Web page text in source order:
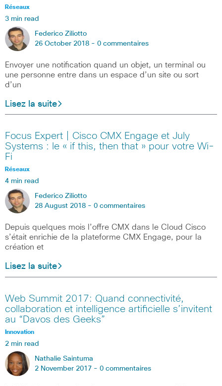
Réseaux
3 min read
Federico Ziliotto
26 October 2018 - 0 commentaires
Envoyer une notification quand un objet, un terminal ou
une personne entre dans un espace d’un site ou sort
d’un
Lisez la suite
Focus Expert | Cisco CMX Engage et July
Systems : le « if this, then that » pour votre Wi-
Fi
Réseaux
4 min read
Federico Ziliotto
28 August 2018 - 0 commentaires
Depuis quelques mois l’offre CMX dans le Cloud Cisco
s’était enrichie de la plateforme CMX Engage, pour la
création et
Lisez la suite
Web Summit 2017: Quand connectivité,
collaboration et intelligence artificielle s’invitent
au “Davos des Geeks”
Innovation
2 min read
Nathalie Saintuma
2 November 2017 - 0 commentaires